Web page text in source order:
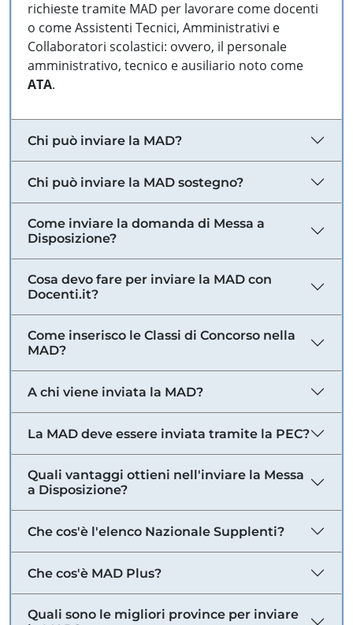
richieste tramite MAD per lavorare come docenti
o come Assistenti Tecnici, Amministrativi e
Collaboratori scolastici: ovvero, il personale
amministrativo, tecnico e ausiliario noto come
ATA.
Chi può inviare la MAD?
Chi può inviare la MAD sostegno?
Come inviare la domanda di Messa a
Disposizione?
Cosa devo fare per inviare la MAD con
Docenti.it?
Come inserisco le Classi di Concorso nella
MAD?
A chi viene inviata la MAD?
La MAD deve essere inviata tramite la PEC?
Quali vantaggi ottieni nell'inviare la Messa
a Disposizione?
Che cos'è l'elenco Nazionale Supplenti?
Che cos'è MAD Plus?
Quali sono le migliori province per inviare